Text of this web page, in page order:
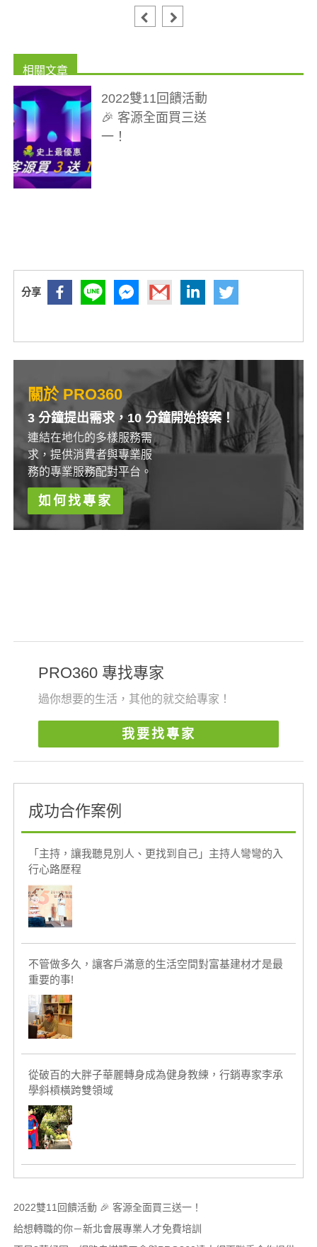
2022雙11回饋活動
🎉 客源全面買三送
一！
關於 PRO360
3 分鐘提出需求，10 分鐘開始接案！
連結在地化的多樣服務需
求，提供消費者與專業服
務的專業服務配對平台。
如何找專家
PRO360 專找專家
過你想要的生活，其他的就交給專家！
我要找專家
成功合作案例
「主持，讓我聽見別人、更找到自己」主持人彎彎的入
行心路歷程
不管做多久，讓客戶滿意的生活空間對富基建材才是最
重要的事!
從破百的大胖子華麗轉身成為健身教練，行銷專家李承
學斜槓橫跨雙領域
2022雙11回饋活動 🎉 客源全面買三送一！
給想轉職的你－新北會展專業人才免費培訓